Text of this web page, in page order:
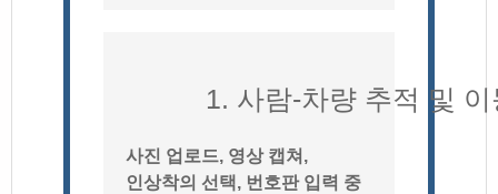
1. 사람-차량 추적 및
사진 업로드, 영상 캡쳐,
인상착의 선택, 번호판 입력 중